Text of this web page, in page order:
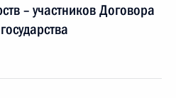
– участников Договора